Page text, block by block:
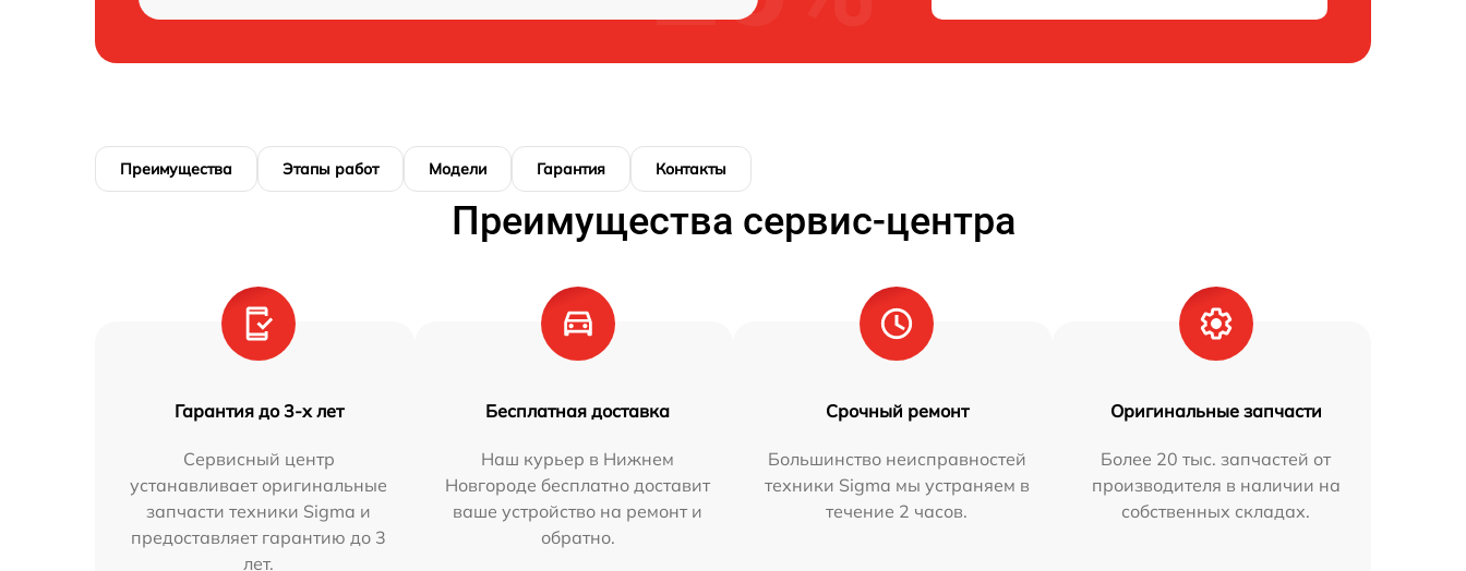
Преимущества Этапы работ Модели Гарантия Контакты
Преимущества сервис-центра
Гарантия до 3-х лет
Сервисный центр
устанавливает оригинальные
запчасти техники Sigma и
предоставляет гарантию до 3
лет.
Бесплатная доставка
Наш курьер в Нижнем
Новгороде бесплатно доставит
ваше устройство на ремонт и
обратно.
Срочный ремонт
Большинство неисправностей
техники Sigma мы устраняем в
течение 2 часов.
Оригинальные запчасти
Более 20 тыс. запчастей от
производителя в наличии на
собственных складах.